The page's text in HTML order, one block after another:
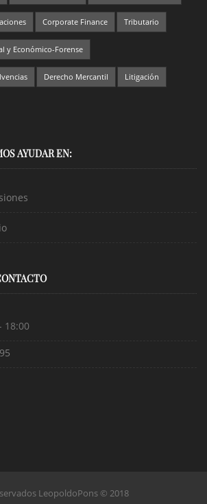
Corporate Finance Tributario
y Económico-Forense
Derecho Mercantil Litigación
AYUDAR EN:
18:00
LeopoldoPons © 2018